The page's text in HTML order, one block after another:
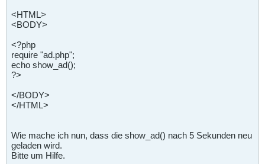
<HTML>
<BODY>
<?php
require "ad.php";
echo show_ad();
?>
</BODY>
</HTML>
Wie mache ich nun, dass die show_ad() nach 5 Sekunden neu
geladen wird.
Bitte um Hilfe.